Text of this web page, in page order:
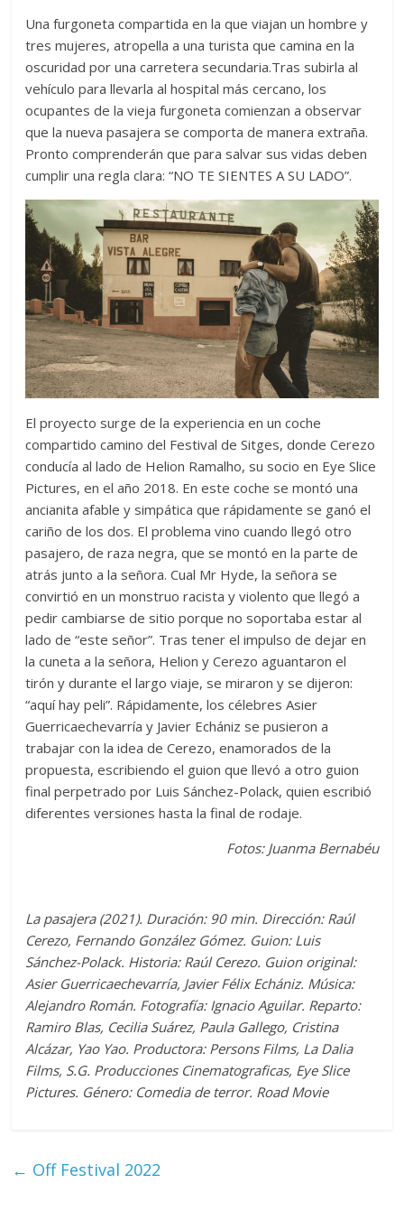
Una furgoneta compartida en la que viajan un hombre y
tres mujeres, atropella a una turista que camina en la
oscuridad por una carretera secundaria.Tras subirla al
vehículo para llevarla al hospital más cercano, los
ocupantes de la vieja furgoneta comienzan a observar
que la nueva pasajera se comporta de manera extraña.
Pronto comprenderán que para salvar sus vidas deben
cumplir una regla clara: “NO TE SIENTES A SU LADO”.
El proyecto surge de la experiencia en un coche
compartido camino del Festival de Sitges, donde Cerezo
conducía al lado de Helion Ramalho, su socio en Eye Slice
Pictures, en el año 2018. En este coche se montó una
ancianita afable y simpática que rápidamente se ganó el
cariño de los dos. El problema vino cuando llegó otro
pasajero, de raza negra, que se montó en la parte de
atrás junto a la señora. Cual Mr Hyde, la señora se
convirtió en un monstruo racista y violento que llegó a
pedir cambiarse de sitio porque no soportaba estar al
lado de “este señor”. Tras tener el impulso de dejar en
la cuneta a la señora, Helion y Cerezo aguantaron el
tirón y durante el largo viaje, se miraron y se dijeron:
“aquí hay peli”. Rápidamente, los célebres Asier
Guerricaechevarría y Javier Echániz se pusieron a
trabajar con la idea de Cerezo, enamorados de la
propuesta, escribiendo el guion que llevó a otro guion
final perpetrado por Luis Sánchez-Polack, quien escribió
diferentes versiones hasta la final de rodaje.
Fotos: Juanma Bernabéu
La pasajera (2021). Duración: 90 min. Dirección: Raúl
Cerezo, Fernando González Gómez. Guion: Luis
Sánchez-Polack. Historia: Raúl Cerezo. Guion original:
Asier Guerricaechevarría, Javier Félix Echániz. Música:
Alejandro Román. Fotografía: Ignacio Aguilar. Reparto:
Ramiro Blas, Cecilia Suárez, Paula Gallego, Cristina
Alcázar, Yao Yao. Productora: Persons Films, La Dalia
Films, S.G. Producciones Cinematograficas, Eye Slice
Pictures. Género: Comedia de terror. Road Movie
← Off Festival 2022